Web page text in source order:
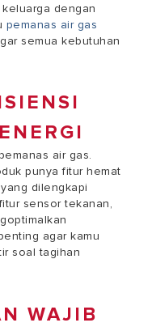
dengan
pemanas air gas
semua kebutuhan
air gas.
punya fitur hemat
dilengkapi
sensor tekanan,
agar kamu
soal tagihan
WAJIB